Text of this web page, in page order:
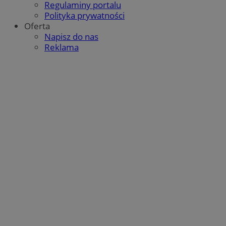
Regulaminy portalu
Polityka prywatności
Oferta
Napisz do nas
Reklama
QeSessID